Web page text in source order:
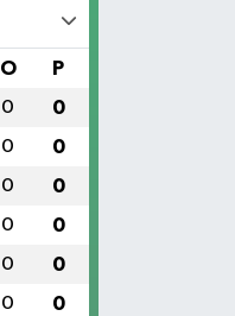
O P
0 0
0 0
0 0
0 0
0 0
0 0